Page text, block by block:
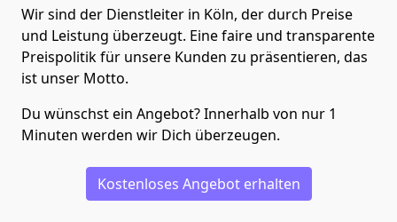
Wir sind der Dienstleiter in Köln, der durch Preise
und Leistung überzeugt. Eine faire und transparente
Preispolitik für unsere Kunden zu präsentieren, das
ist unser Motto.
Du wünschst ein Angebot? Innerhalb von nur 1
Minuten werden wir Dich überzeugen.
Kostenloses Angebot erhalten